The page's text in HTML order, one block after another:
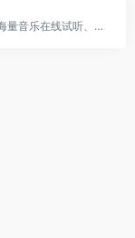
QQ音乐是腾讯公司推出的一款网络音乐服务产品，海量音乐在线试听、新歌热歌在线首发、歌词翻译、手机铃声下载、高品质无损音乐试听、海量无损曲库、正版音乐下载、空间背景音乐设置、MV观看等，是互联网音乐播放和下载的优选。